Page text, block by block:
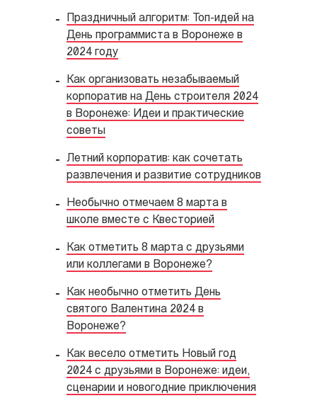
Праздничный алгоритм: Топ-идей на
День программиста в Воронеже в
2024 году
Как организовать незабываемый
корпоратив на День строителя 2024
в Воронеже: Идеи и практические
советы
Летний корпоратив: как сочетать
развлечения и развитие сотрудников
Необычно отмечаем 8 марта в
школе вместе с Квесторией
Как отметить 8 марта с друзьями
или коллегами в Воронеже?
Как необычно отметить День
святого Валентина 2024 в
Воронеже?
Как весело отметить Новый год
2024 с друзьями в Воронеже: идеи,
сценарии и новогодние приключения